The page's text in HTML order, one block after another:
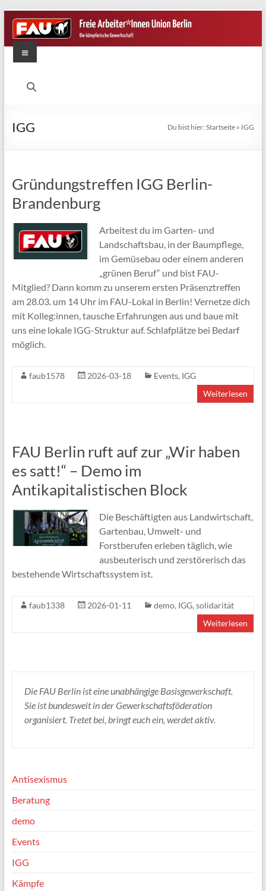
Zum
Inhalt
springen
FAU
kämpferische
Menü
IGG Du bist hier:Startseite » IGG
Gründungstreffen IGG Berlin-
Brandenburg
Arbeitest du im Garten- und
Landschaftsbau, in der Baumpflege,
im Gemüsebau oder einem anderen
„grünen Beruf“ und bist FAU-
Mitglied? Dann komm zu unserem ersten Präsenztreffen
am 28.03. um 14 Uhr im FAU-Lokal in Berlin! Vernetze dich
mit Kolleg:innen, tausche Erfahrungen aus und baue mit
uns eine lokale IGG-Struktur auf. Schlafplätze bei Bedarf
möglich.
faub1578 2026-03-18 Events, IGG
Weiterlesen
FAU Berlin ruft auf zur „Wir haben
es satt!“ – Demo im
Antikapitalistischen Block
Die Beschäftigten aus Landwirtschaft,
Gartenbau, Umwelt- und
Forstberufen erleben täglich, wie
ausbeuterisch und zerstörerisch das
bestehende Wirtschaftssystem ist.
faub1338 2026-01-11 demo, IGG, solidarität
Weiterlesen
Die FAU Berlin ist eine unabhängige Basisgewerkschaft.
Sie ist bundesweit in der Gewerkschaftsföderation
organisiert. Tretet bei, bringt euch ein, werdet aktiv.
Antisexismus
Beratung
demo
Events
IGG
Kämpfe